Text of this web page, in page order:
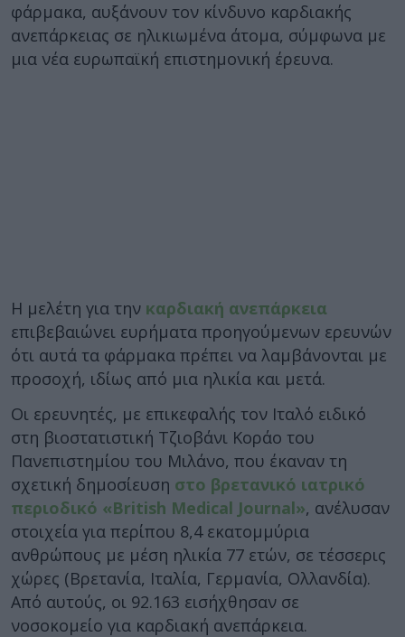
φάρμακα, αυξάνουν τον κίνδυνο καρδιακής
ανεπάρκειας σε ηλικιωμένα άτομα, σύμφωνα με
μια νέα ευρωπαϊκή επιστημονική έρευνα.
Η μελέτη για την καρδιακή ανεπάρκεια
επιβεβαιώνει ευρήματα προηγούμενων ερευνών
ότι αυτά τα φάρμακα πρέπει να λαμβάνονται με
προσοχή, ιδίως από μια ηλικία και μετά.
Οι ερευνητές, με επικεφαλής τον Ιταλό ειδικό
στη βιοστατιστική Τζιοβάνι Κοράο του
Πανεπιστημίου του Μιλάνο, που έκαναν τη
σχετική δημοσίευση στο βρετανικό ιατρικό
περιοδικό «British Medical Journal», ανέλυσαν
στοιχεία για περίπου 8,4 εκατομμύρια
ανθρώπους με μέση ηλικία 77 ετών, σε τέσσερις
χώρες (Βρετανία, Ιταλία, Γερμανία, Ολλανδία).
Από αυτούς, οι 92.163 εισήχθησαν σε
νοσοκομείο για καρδιακή ανεπάρκεια.